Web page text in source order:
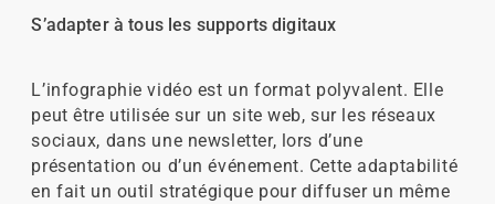
S’adapter à tous les supports digitaux
L’infographie vidéo est un format polyvalent. Elle
peut être utilisée sur un site web, sur les réseaux
sociaux, dans une newsletter, lors d’une
présentation ou d’un événement. Cette adaptabilité
en fait un outil stratégique pour diffuser un même